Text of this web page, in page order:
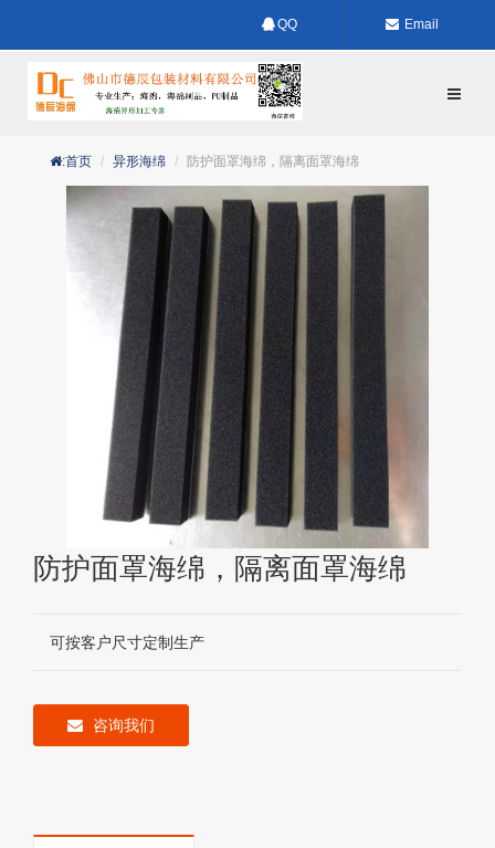
QQ Email
:首页 异形海绵 防护面罩海绵，隔离面罩海绵
防护面罩海绵，隔离面罩海绵
可按客户尺寸定制生产
咨询我们